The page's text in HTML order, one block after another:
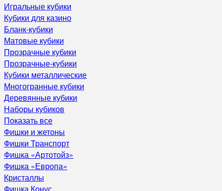
Игральные кубики
Кубики для казино
Бланк-кубики
Матовые кубики
Прозрачные кубики
Прозрачные-кубики
Кубики металлические
Многогранные кубики
Деревянные кубики
Наборы кубиков
Показать все
Фишки и жетоны
Фишки Транспорт
Фишка «Артотойз»
Фишка «Европа»
Кристаллы